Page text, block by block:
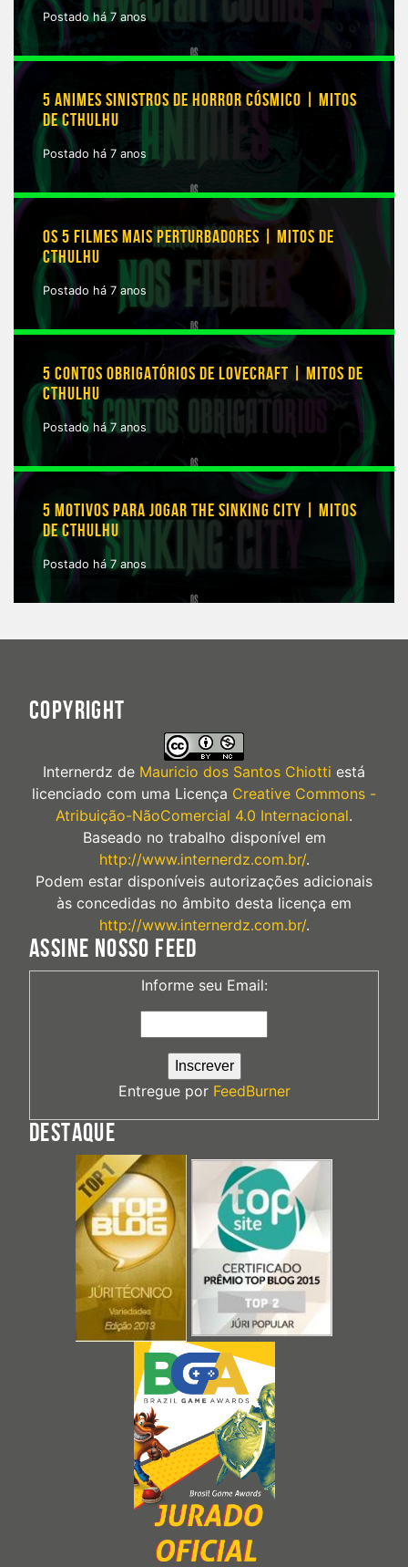
Postado há 7 anos
5 ANIMES SINISTROS DE HORROR CÓSMICO | MITOS
DE CTHULHU
Postado há 7 anos
OS 5 FILMES MAIS PERTURBADORES | MITOS DE
CTHULHU
Postado há 7 anos
5 CONTOS OBRIGATÓRIOS DE LOVECRAFT | MITOS DE
CTHULHU
Postado há 7 anos
5 MOTIVOS PARA JOGAR THE SINKING CITY | MITOS
DE CTHULHU
Postado há 7 anos
COPYRIGHT
Internerdz de Mauricio dos Santos Chiotti está
licenciado com uma Licença Creative Commons -
Atribuição-NãoComercial 4.0 Internacional.
Baseado no trabalho disponível em
http://www.internerdz.com.br/.
Podem estar disponíveis autorizações adicionais
às concedidas no âmbito desta licença em
http://www.internerdz.com.br/.
ASSINE NOSSO FEED
Informe seu Email:
Entregue por FeedBurner
DESTAQUE